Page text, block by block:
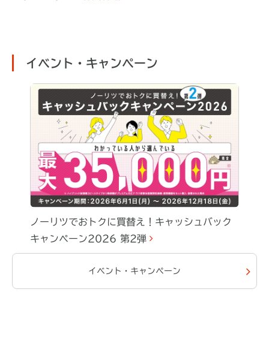
NLA6030（ブラック）／
NLA6030W（ホワイト）
イベント・キャンペーン
ノーリツでおトクに買替え！キャッシュバック
キャンペーン2026 第2弾
イベント・キャンペーン